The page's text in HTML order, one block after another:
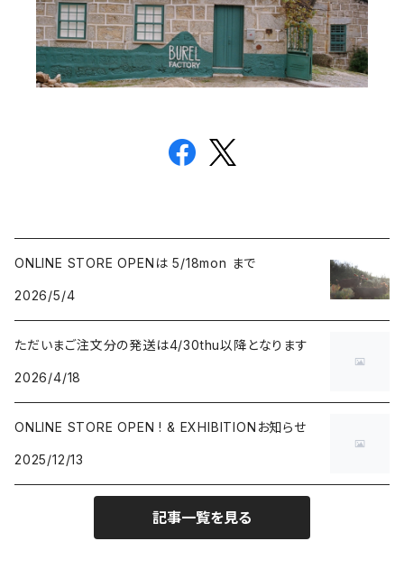
ONLINE STORE OPENは 5/18mon まで
2026/5/4
ただいまご注文分の発送は4/30thu以降となります
2026/4/18
ONLINE STORE OPEN ! & EXHIBITIONお知らせ
2025/12/13
記事一覧を見る